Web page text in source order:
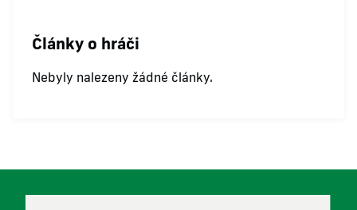
Články o hráči
Nebyly nalezeny žádné články.